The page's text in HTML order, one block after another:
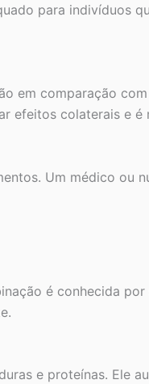
para indivíduos
em comparação
efeitos colaterais e é
Um médico ou
é conhecida por
e proteínas. Ele